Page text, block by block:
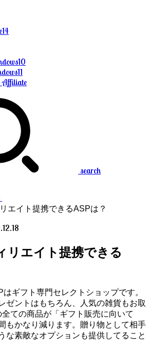
Affiliate
search
エイト提携できるASPは？
リエイト提携できる
はギフト専門セレクトショップです。
ゼントはもちろん、人気の雑貨もお取
ての商品が「ギフト販売に向いて
もかなり減ります。贈り物として相手
な素敵なオプションも提供してること